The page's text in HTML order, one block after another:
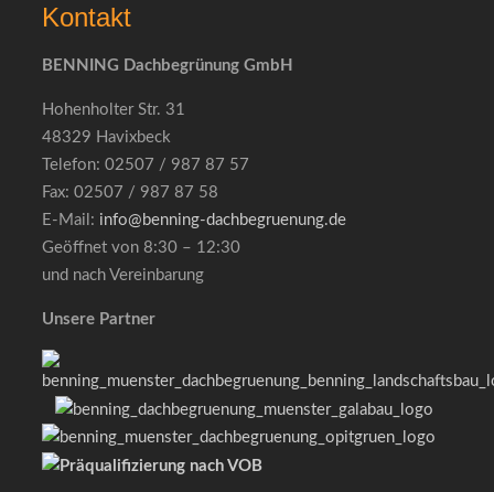
Kontakt
BENNING Dachbegrünung GmbH
Hohenholter Str. 31
48329 Havixbeck
Telefon: 02507 / 987 87 57
Fax: 02507 / 987 87 58
E-Mail: info@benning-dachbegruenung.de
Geöffnet von 8:30 – 12:30
und nach Vereinbarung
Unsere Partner